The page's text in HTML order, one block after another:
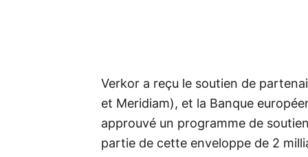
Verkor a reçu le soutien de
et Meridiam), et la Banque
approuvé un programme de
partie de cette enveloppe de 2